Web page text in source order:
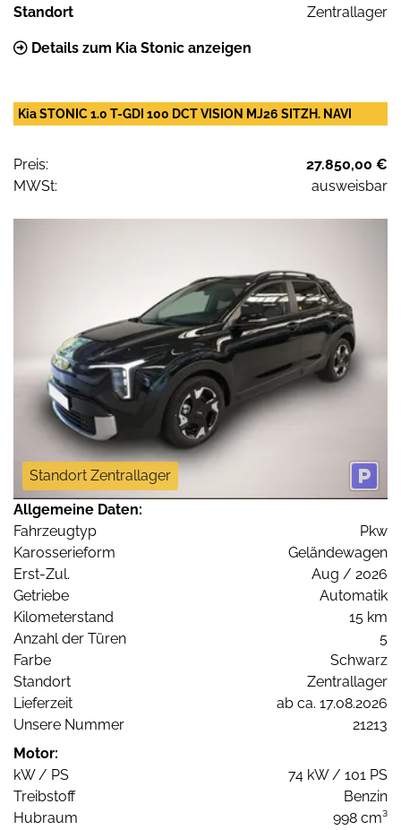
Standort Zentrallager
Details zum Kia Stonic anzeigen
Kia STONIC 1.0 T-GDI 100 DCT VISION MJ26 SITZH. NAVI
Preis:
27.850,00 €
MWSt:
ausweisbar
Standort Zentrallager
Allgemeine Daten:
Fahrzeugtyp
Pkw
Karosserieform
Geländewagen
Erst-Zul.
Aug / 2026
Getriebe
Automatik
Kilometerstand
15 km
Anzahl der Türen
5
Farbe
Schwarz
Standort
Zentrallager
Lieferzeit
ab ca. 17.08.2026
Unsere Nummer
21213
Motor:
kW / PS
74 kW / 101 PS
Treibstoff
Benzin
Hubraum
998 cm³